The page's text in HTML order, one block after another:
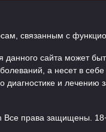
связанным с
сайта может
а несет в
диагностике и
Все права защищены.